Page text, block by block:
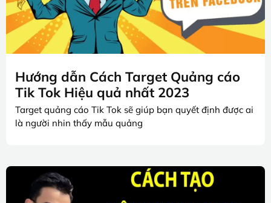
Hướng dẫn Cách Target Quảng cáo
Tik Tok Hiệu quả nhất 2023
Target quảng cáo Tik Tok sẽ giúp bạn quyết định được ai
là người nhin thấy mẫu quảng